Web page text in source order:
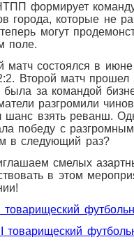
формирует команду
города, которые не
могут
поле.
состоялся в июне
Второй матч прошел
была за командой
разгромили
шанс взять реванш.
победу с
в следующий раз?
смелых
в этом
товарищеский
товарищеский